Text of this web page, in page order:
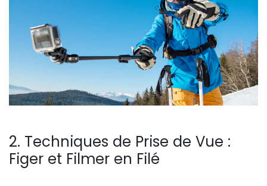
2. Techniques de Prise de Vue :
Figer et Filmer en Filé